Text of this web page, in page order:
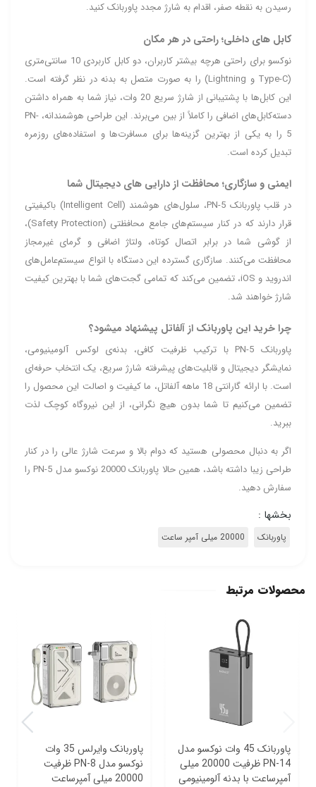
رسیدن به نقطه صفر، اقدام به شارژ مجدد پاوربانک کنید.
کابل‌ های داخلی؛ راحتی در هر مکان
نوکسو برای راحتی هرچه بیشتر کاربران، دو کابل کاربردی 10 سانتی‌متری
(Type-C و Lightning) را به صورت متصل به بدنه در نظر گرفته است.
این کابل‌ها با پشتیبانی از شارژ سریع 20 وات، نیاز شما به همراه داشتن
دسته‌کابل‌های اضافی را کاملاً از بین می‌برند. این طراحی هوشمندانه، PN-
5 را به یکی از بهترین گزینه‌ها برای مسافرت‌ها و استفاده‌های روزمره
تبدیل کرده است.
ایمنی و سازگاری؛ محافظت از دارایی‌ های دیجیتال شما
در قلب پاوربانک PN-5، سلول‌های هوشمند (Intelligent Cell) باکیفیتی
قرار دارند که در کنار سیستم‌های جامع محافظتی (Safety Protection)،
از گوشی شما در برابر اتصال کوتاه، ولتاژ اضافی و گرمای غیرمجاز
محافظت می‌کنند. سازگاری گسترده این دستگاه با انواع سیستم‌عامل‌های
اندروید و iOS، تضمین می‌کند که تمامی گجت‌های شما با بهترین کیفیت
شارژ خواهند شد.
چرا خرید این پاوربانک از آلفاتل پیشنهاد میشود؟
پاوربانک PN-5 با ترکیب ظرفیت کافی، بدنه‌ی لوکس آلومینیومی،
نمایشگر دیجیتال و قابلیت‌های پیشرفته شارژ سریع، یک انتخاب حرفه‌ای
است. با ارائه گارانتی 18 ماهه آلفاتل، ما کیفیت و اصالت این محصول را
تضمین می‌کنیم تا شما بدون هیچ نگرانی، از این نیروگاه کوچک لذت
ببرید.
اگر به دنبال محصولی هستید که دوام بالا و سرعت شارژ عالی را در کنار
طراحی زیبا داشته باشد، همین حالا پاوربانک 20000 نوکسو مدل PN-5 را
سفارش دهید.
بخشها :
پاوربانک 20000 میلی آمپر ساعت
محصولات مرتبط
پاوربانک 45 وات نوکسو مدل
PN‑14 ظرفیت 20000 میلی‌
آمپرساعت با بدنه آلومینیومی
پاوربانک وایرلس 35 وات
نوکسو مدل PN-8 ظرفیت
20000 میلی‌ آمپرساعت